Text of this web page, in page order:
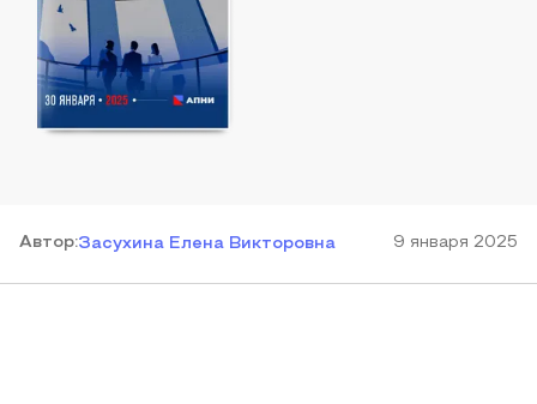
Автор:Засухина Елена Викторовна 9 января 2025